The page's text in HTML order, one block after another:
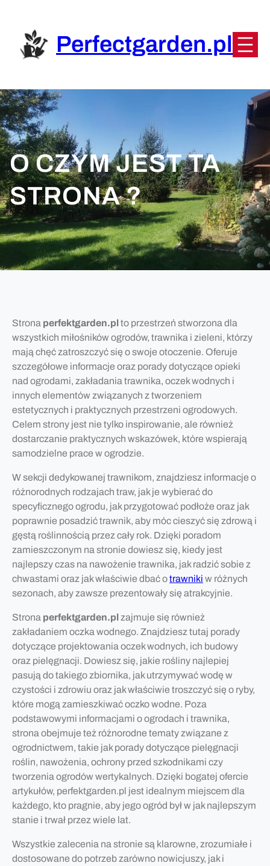
Perfectgarden.pl
O CZYM JEST TA
STRONA ?
Strona perfektgarden.pl to przestrzeń stworzona dla
wszystkich miłośników ogrodów, trawnika i zieleni, którzy
mają chęć zatroszczyć się o swoje otoczenie. Oferuje
szczegółowe informacje oraz porady dotyczące opieki
nad ogrodami, zakładania trawnika, oczek wodnych i
innych elementów związanych z tworzeniem
estetycznych i praktycznych przestrzeni ogrodowych.
Celem strony jest nie tylko inspirowanie, ale również
dostarczanie praktycznych wskazówek, które wspierają
samodzielne prace w ogrodzie.
W sekcji dedykowanej trawnikom, znajdziesz informacje o
różnorodnych rodzajach traw, jak je wybierać do
specyficznego ogrodu, jak przygotować podłoże oraz jak
poprawnie posadzić trawnik, aby móc cieszyć się zdrową i
gęstą roślinnością przez cały rok. Dzięki poradom
zamieszczonym na stronie dowiesz się, kiedy jest
najlepszy czas na nawożenie trawnika, jak radzić sobie z
chwastami oraz jak właściwie dbać otrawniki w różnych
sezonach, aby zawsze prezentowały się atrakcyjnie.
Strona perfektgarden.pl zajmuje się również
zakładaniem oczka wodnego. Znajdziesz tutaj porady
dotyczące projektowania oczek wodnych, ich budowy
oraz pielęgnacji. Dowiesz się, jakie rośliny najlepiej
pasują do takiego zbiornika, jak utrzymywać wodę w
czystości i zdrowiu oraz jak właściwie troszczyć się o ryby,
które mogą zamieszkiwać oczko wodne. Poza
podstawowymi informacjami o ogrodach i trawnika,
strona obejmuje też różnorodne tematy związane z
ogrodnictwem, takie jak porady dotyczące pielęgnacji
roślin, nawożenia, ochrony przed szkodnikami czy
tworzenia ogrodów wertykalnych. Dzięki bogatej ofercie
artykułów, perfektgarden.pl jest idealnym miejscem dla
każdego, kto pragnie, aby jego ogród był w jak najlepszym
stanie i trwał przez wiele lat.
Wszystkie zalecenia na stronie są klarowne, zrozumiałe i
dostosowane do potrzeb zarówno nowicjuszy, jak i